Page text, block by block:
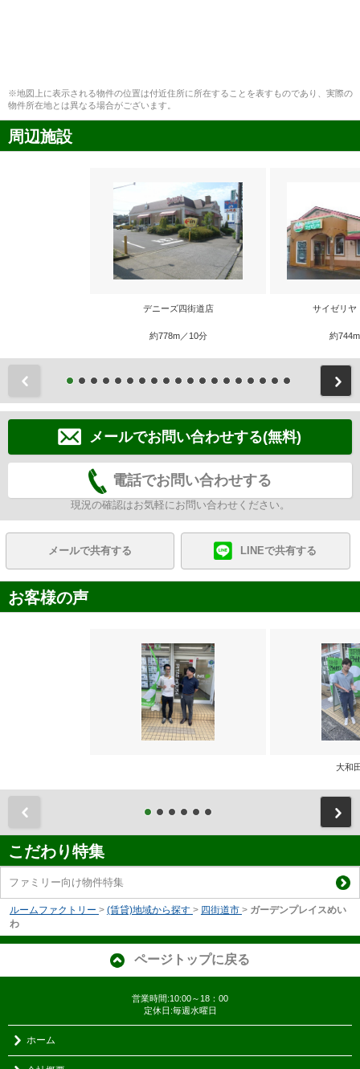
※地図上に表示される物件の位置は付近住所に所在することを表すものであり、実際の
物件所在地とは異なる場合がございます。
周辺施設
デニーズ四街道店
約778m／10分
サイゼリヤ
約
メールでお問い合わせする(無料)
電話でお問い合わせする
現況の確認はお気軽にお問い合わせください。
メールで共有する LINEで共有する
お客様の声
大和
こだわり特集
ファミリー向け物件特集
ルームファクトリー > (賃貸)地域から探す > 四街道市 > ガーデンプレイスめい
わ
ページトップに戻る
営業時間:10:00～18：00
定休日:毎週水曜日
ホーム